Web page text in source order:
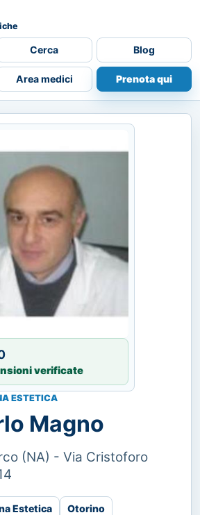
Cerca Blog
Area medici Prenota qui
verificate
ESTETICA
Magno
(NA) - Via Cristoforo
Estetica Otorino